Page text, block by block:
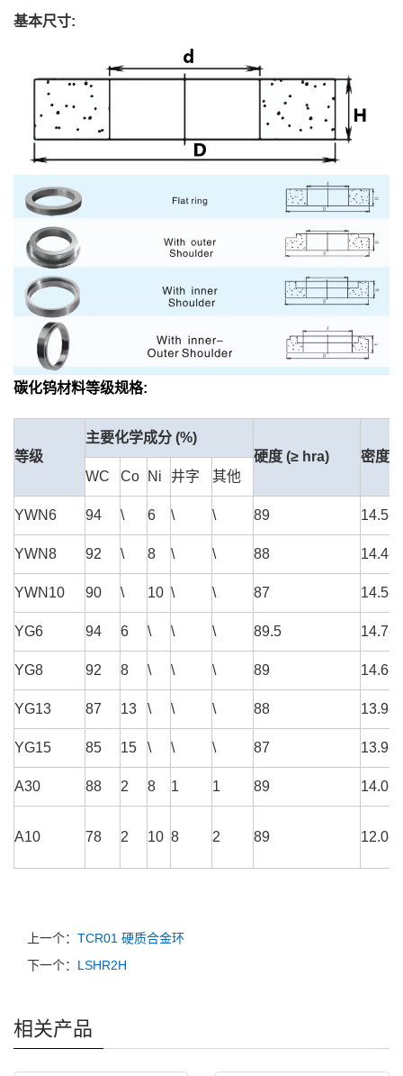
基本尺寸:
碳化钨材料等级规格:
等级
主要化学成分 (%)
硬度 (≥ hra)
密度
WC
Co Ni 井字 其他
YWN6 94 \ 6 \ \ 89 14.5-
YWN8 92 \ 8 \ \ 88 14.4-
YWN10 90 \ 10 \ \ 87 14.5-
YG6 94 6 \ \ \ 89.5 14.7-
YG8 92 8 \ \ \ 89 14.6-
YG13 87 13 \ \ \ 88 13.9-
YG15 85 15 \ \ \ 87 13.9-
A30 88 2 8 1 1 89 14.0-
A10 78 2 10 8 2 89 12.0-
上一个： TCR01 硬质合金环
下一个： LSHR2H
相关产品